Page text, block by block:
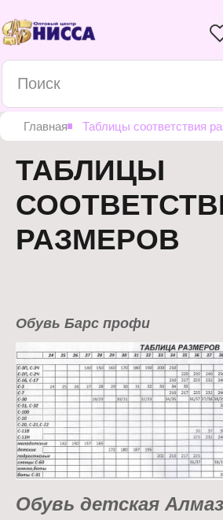
Главная Таблицы соответствия
ТАБЛИЦЫ
РАЗМЕРОВ
Обувь Барс профи
Обувь детская